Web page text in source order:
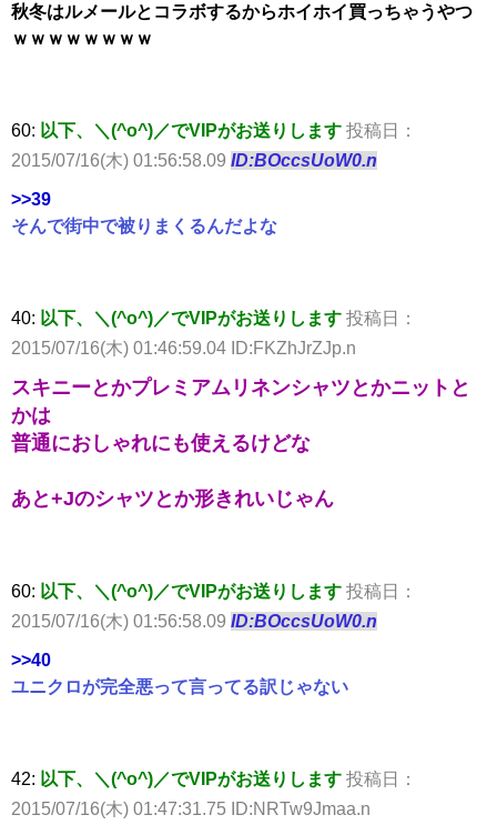
秋冬はルメールとコラボするからホイホイ買っちゃうやつ
ｗｗｗｗｗｗｗｗ
60: 以下、＼(^o^)／でVIPがお送りします 投稿日：
2015/07/16(木) 01:56:58.09 ID:BOccsUoW0.n
>>39
そんで街中で被りまくるんだよな
40: 以下、＼(^o^)／でVIPがお送りします 投稿日：
2015/07/16(木) 01:46:59.04 ID:FKZhJrZJp.n
スキニーとかプレミアムリネンシャツとかニットと
かは
普通におしゃれにも使えるけどな
あと+Jのシャツとか形きれいじゃん
60: 以下、＼(^o^)／でVIPがお送りします 投稿日：
2015/07/16(木) 01:56:58.09 ID:BOccsUoW0.n
>>40
ユニクロが完全悪って言ってる訳じゃない
42: 以下、＼(^o^)／でVIPがお送りします 投稿日：
2015/07/16(木) 01:47:31.75 ID:NRTw9Jmaa.n